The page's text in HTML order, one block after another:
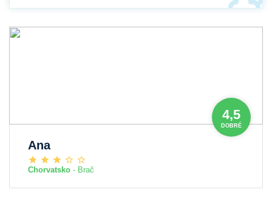
4,5
DOBRÉ
Ana
Chorvatsko - Brač